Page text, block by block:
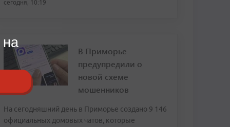
сегодня, 10:19
В Приморье
предупредили о
новой схеме
мошенников
На сегодняшний день в Приморье создано 9 146
официальных домовых чатов, которые